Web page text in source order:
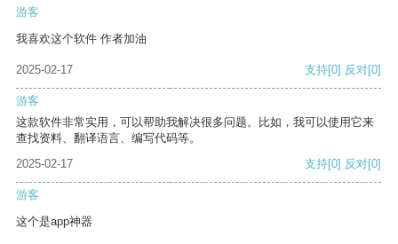
游客
我喜欢这个软件 作者加油
2025-02-17 支持[0] 反对[0]
游客
这款软件非常实用，可以帮助我解决很多问题。比如，我可以使用它来
查找资料、翻译语言、编写代码等。
2025-02-17
支持[0] 反对[0]
游客
这个是app神器